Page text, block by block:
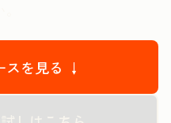
スを見る ↓